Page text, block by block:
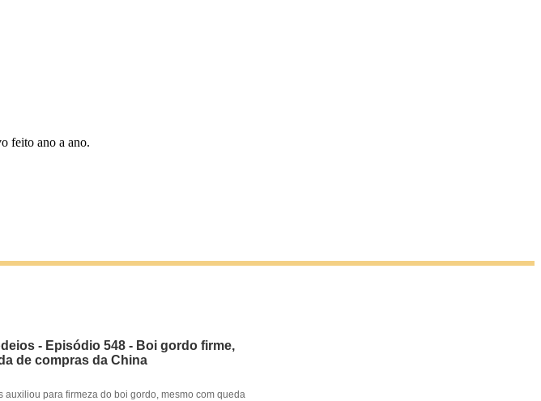
feito ano a ano.
- Episódio 548 - Boi gordo firme,
de compras da China
auxiliou para firmeza do boi gordo, mesmo com queda